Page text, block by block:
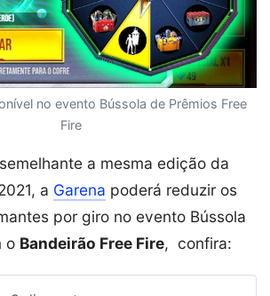
no evento Bússola de Prêmios Free
Fire
a mesma edição da
a Garena poderá reduzir os
por giro no evento Bússola
o Bandeirão Free Fire, confira: